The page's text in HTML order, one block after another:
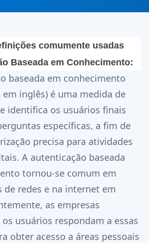
comumente usadas
Baseada em Conhecimento:
baseada em conhecimento
em inglês) é uma medida de
identifica os usuários finais
específicas, a fim de
precisa para atividades
A autenticação baseada
tornou-se comum em
de redes e na internet em
as empresas
usuários respondam a essas
obter acesso a áreas pessoais